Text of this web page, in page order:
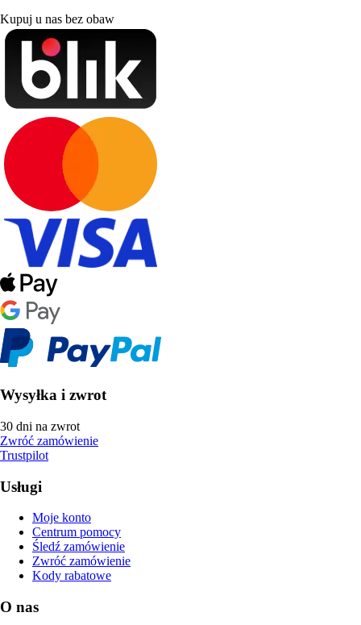
Kupuj u nas bez obaw
Wysyłka i zwrot
30 dni na zwrot
Zwróć zamówienie
Trustpilot
Usługi
Moje konto
Centrum pomocy
Śledź zamówienie
Zwróć zamówienie
Kody rabatowe
O nas